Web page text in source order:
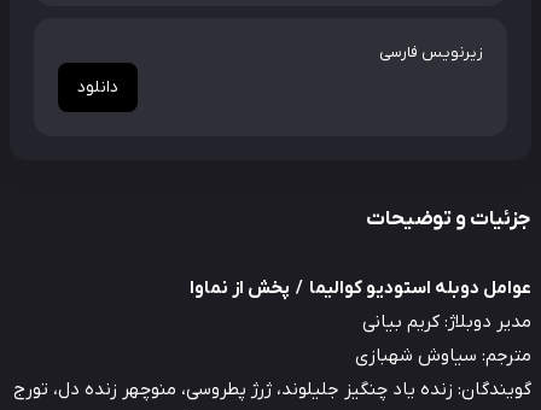
زیرنویس فارسی
دانلود
و توضیحات
دوبله استودیو کوالیما / پخش از نماوا
دوبلاژ: کریم بیانی
سیاوش شهبازی
زنده یاد چنگیز جلیلوند، ژرژ پطروسی، منوچهر زنده دل، تورج